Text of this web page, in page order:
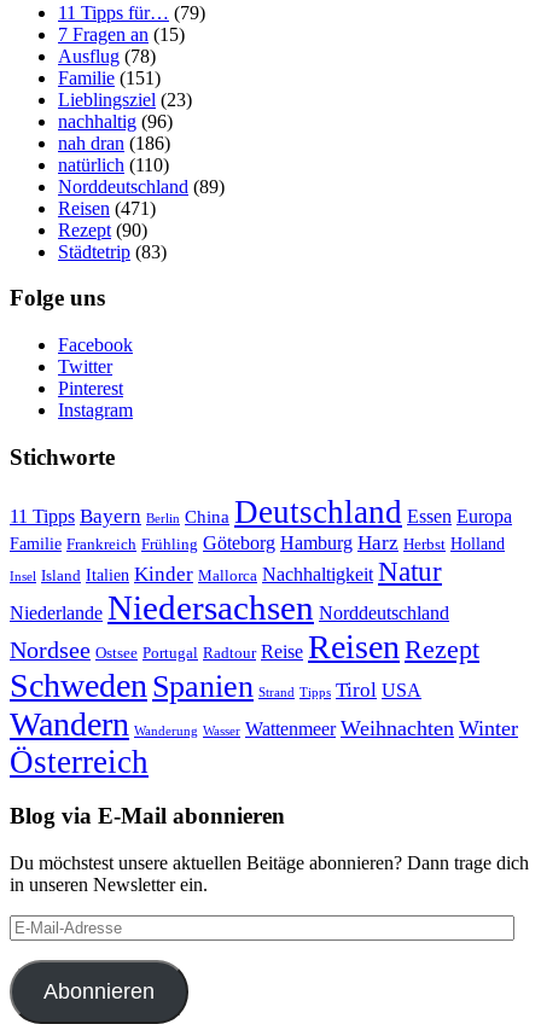
11 Tipps für… (79)
7 Fragen an (15)
Ausflug (78)
Familie (151)
Lieblingsziel (23)
nachhaltig (96)
nah dran (186)
natürlich (110)
Norddeutschland (89)
Reisen (471)
Rezept (90)
Städtetrip (83)
Folge uns
Facebook
Twitter
Pinterest
Instagram
Stichworte
11 Tipps Bayern Berlin China Deutschland Essen Europa
Familie Frankreich Frühling Göteborg Hamburg Harz Herbst Holland
Insel Island Italien Kinder Mallorca Nachhaltigkeit Natur
Niederlande Niedersachsen Norddeutschland
Nordsee Ostsee Portugal Radtour Reise Reisen Rezept
Schweden Spanien Strand Tipps Tirol USA
Wandern Wanderung Wasser Wattenmeer Weihnachten Winter
Österreich
Blog via E-Mail abonnieren
Du möchstest unsere aktuellen Beitäge abonnieren? Dann trage dich
in unseren Newsletter ein.
E-
Mail-
Adresse
Abonnieren